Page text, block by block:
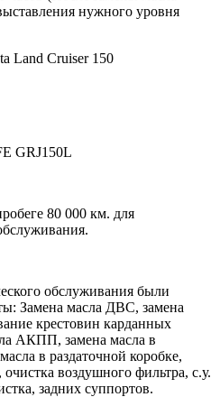
нужного уровня
GRJ150L
80 000 км. для
обслуживания были
Замена масла ДВС, замена
крестовин карданных
АКПП, замена масла в
в раздаточной коробке,
воздушного фильтра, с.у.
задних суппортов.